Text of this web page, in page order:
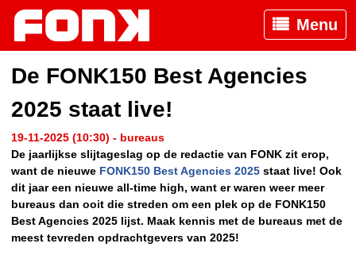
Menu
De FONK150 Best Agencies
2025 staat live!
19-11-2025 (10:30) - bureaus
De jaarlijkse slijtageslag op de redactie van FONK zit erop,
want de nieuwe FONK150 Best Agencies 2025 staat live! Ook
dit jaar een nieuwe all-time high, want er waren weer meer
bureaus dan ooit die streden om een plek op de FONK150
Best Agencies 2025 lijst. Maak kennis met de bureaus met de
meest tevreden opdrachtgevers van 2025!